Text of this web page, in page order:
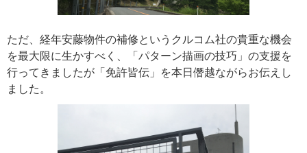
ただ、経年安藤物件の補修というクルコム社の貴重な機会
を最大限に生かすべく、「パターン描画の技巧」の支援を
行ってきましたが「免許皆伝」を本日僭越ながらお伝えし
ました。